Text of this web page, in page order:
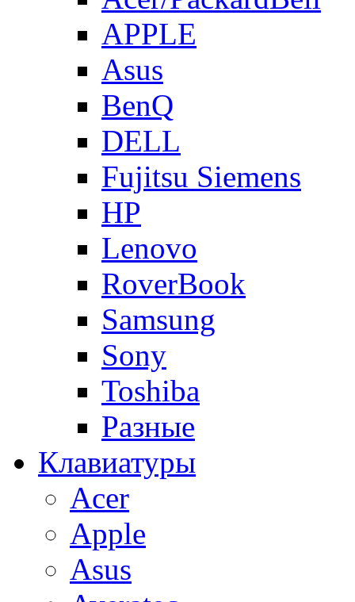
APPLE
Asus
BenQ
DELL
Fujitsu Siemens
HP
Lenovo
RoverBook
Samsung
Sony
Toshiba
Разные
Клавиатуры
Acer
Apple
Asus